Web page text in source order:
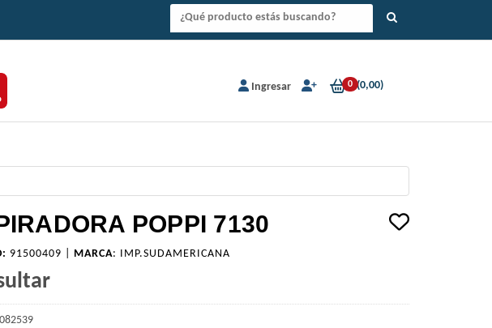
Ingresar 0 (0,00)
POPPI 7130
91500409 | MARCA: IMP.SUDAMERICANA